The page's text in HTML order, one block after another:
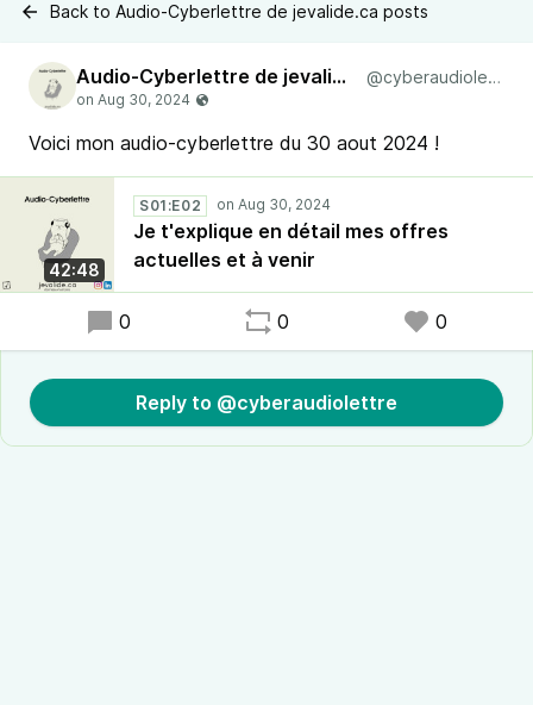
Back to Audio-Cyberlettre de jevalide.ca posts
Audio-Cyberlettre de jevalide.ca @cyberaudiolettre
Voici mon audio-cyberlettre du 30 aout 2024 !
42:48
S01:E02
Je t'explique en détail mes offres
actuelles et à venir
0 0 0
Reply to @cyberaudiolettre